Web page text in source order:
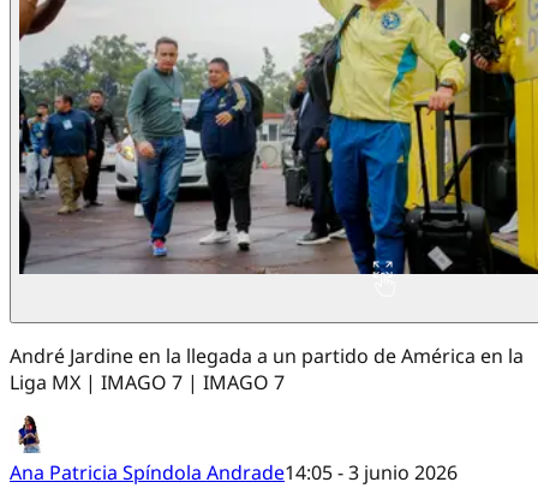
André Jardine en la llegada a un partido de América en la
Liga MX | IMAGO 7 | IMAGO 7
Ana Patricia Spíndola Andrade14:05 - 3 junio 2026